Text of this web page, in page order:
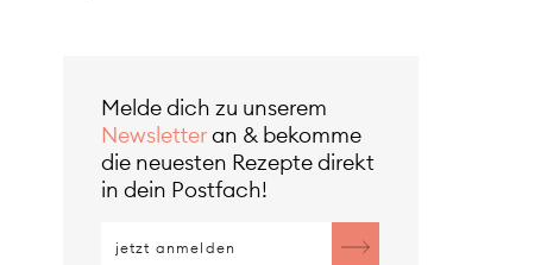
Melde dich zu unserem
Newsletteran & bekomme
die neuesten Rezepte direkt
in dein Postfach!